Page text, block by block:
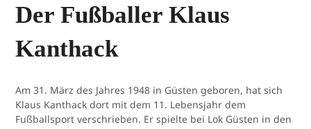
Der Fußballer Klaus
Kanthack
Am 31. März des Jahres 1948 in Güsten geboren, hat sich
Klaus Kanthack dort mit dem 11. Lebensjahr dem
Fußballsport verschrieben. Er spielte bei Lok Güsten in den